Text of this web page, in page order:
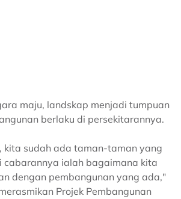
maju, landskap menjadi tumpuan
berlaku di persekitarannya.
kita sudah ada taman-taman yang
cabarannya ialah bagaimana kita
dengan pembangunan yang ada,"
Projek Pembangunan